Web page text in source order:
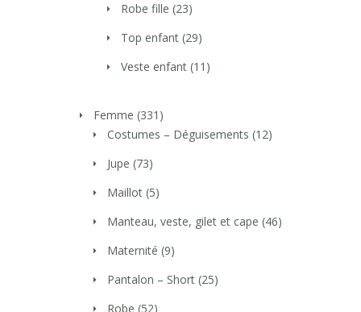
Robe fille (23)
Top enfant (29)
Veste enfant (11)
Femme (331)
Costumes – Déguisements (12)
Jupe (73)
Maillot (5)
Manteau, veste, gilet et cape (46)
Maternité (9)
Pantalon – Short (25)
Robe (52)